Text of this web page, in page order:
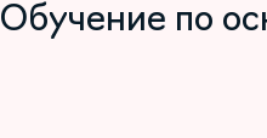
Обучение по